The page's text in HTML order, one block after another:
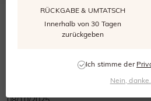
Bewertungen(4)Fragen (0)
Schneller Versand! Gute Qualität, ich
RÜCKGABE & UMTATSCH
Innerhalb von 30 Tagen
zurückgeben
Ich stimme der
Nein, danke.